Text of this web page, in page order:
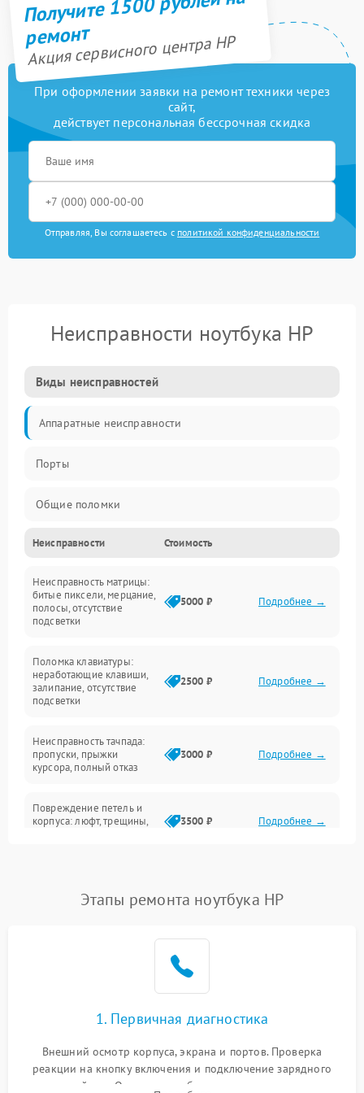
ремонт
Акция сервисного центра HP
При оформлении заявки на ремонт техники через
сайт,
действует персональная бессрочная скидка
Отправляя, Вы соглашаетесь с политикой конфиденциальности
Неисправности ноутбука HP
Виды неисправностей
Аппаратные неисправности
Порты
Общие поломки
Устройства
Программные ошибки
Электрические и системные сбои
Интерфейсные проблемы
Батарея
Сеть и интернет
Неисправности Стоимость
Неисправность матрицы:
битые пиксели, мерцание,
полосы, отсутствие
подсветки
5000 ₽ Подробнее →
Поломка клавиатуры:
неработающие клавиши,
залипание, отсутствие
подсветки
2500 ₽ Подробнее →
Неисправность тачпада:
пропуски, прыжки
курсора, полный отказ
3000 ₽ Подробнее →
Повреждение петель и
корпуса: люфт, трещины,
3500 ₽ Подробнее →
невозможность зарядки,
2500 ₽ Подробнее →
2000 ₽
Перегрев из‑за пыли,
неисправности кулера
Выход из строя SSD или
Этапы ремонта ноутбука HP
1. Первичная диагностика
Внешний осмотр корпуса, экрана и портов. Проверка
реакции на кнопку включения и подключение зарядного
устройства. Оценка потребления тока с помощью